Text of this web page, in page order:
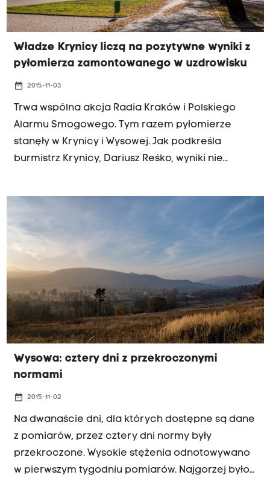
Władze Krynicy liczą na pozytywne wyniki z
pyłomierza zamontowanego w uzdrowisku
date_range 2015-11-03
Trwa wspólna akcja Radia Kraków i Polskiego
Alarmu Smogowego. Tym razem pyłomierze
stanęły w Krynicy i Wysowej. Jak podkreśla
burmistrz Krynicy, Dariusz Reśko, wyniki nie
Wysowa: cztery dni z przekroczonymi
normami
date_range 2015-11-02
Na dwanaście dni, dla których dostępne są dane
z pomiarów, przez cztery dni normy były
przekroczone. Wysokie stężenia odnotowywano
w pierwszym tygodniu pomiarów. Najgorzej było